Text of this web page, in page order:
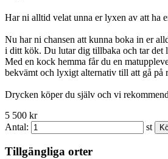
Har ni alltid velat unna er lyxen av att ha
Nu har ni chansen att kunna boka in er
i ditt kök. Du lutar dig tillbaka och tar det
Med en kock hemma får du en
bekvämt och lyxigt alternativ till att gå på
Drycken köper du själv och vi
5 500 kr
Antal:
st
Tillgängliga orter